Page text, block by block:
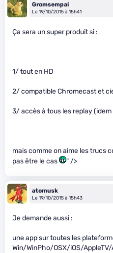
Gromsempai
Le 19/10/2015 à 15h41
Ça sera un super produit si :
1/ tout en HD
2/ compatible Chromecast et
3/ accès à tous les replay (idem
mais comme on aime les trucs
pas être le cas
" />
atomusk
Le 19/10/2015 à 15h43
Je demande aussi :
une app sur toutes les
Win/WinPho/OSX/iOS/